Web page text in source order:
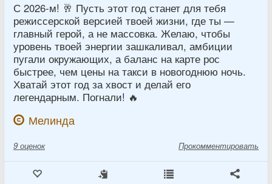
С 2026-м! 🥂 Пусть этот год станет для тебя
режиссерской версией твоей жизни, где ты —
главный герой, а не массовка. Желаю, чтобы
уровень твоей энергии зашкаливал, амбиции
пугали окружающих, а баланс на карте рос
быстрее, чем цены на такси в новогоднюю ночь.
Хватай этот год за хвост и делай его
легендарным. Погнали! 🔥
Мелинда
9 оценок Прокомментировать